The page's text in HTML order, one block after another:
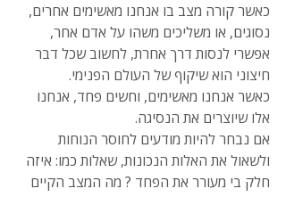
כאשר קורה מצב בו אנחנו מאשימים אחרים,
נסוגים, או משליכים משהו על אדם אחר,
אפשרי לנסות דרך אחרת, לחשוב שכל דבר
חיצוני הוא שיקוף של העולם הפנימי.
כאשר אנחנו מאשימים, וחשים פחד, אנחנו
אלו שיוצרים את הנסיגה.
אם נבחר להיות מודעים לחוסר הנוחות
ולשאול את האלות הנכונות, שאלות כמו: איזה
חלק בי מעורר את הפחד ? מה המצב הקיים